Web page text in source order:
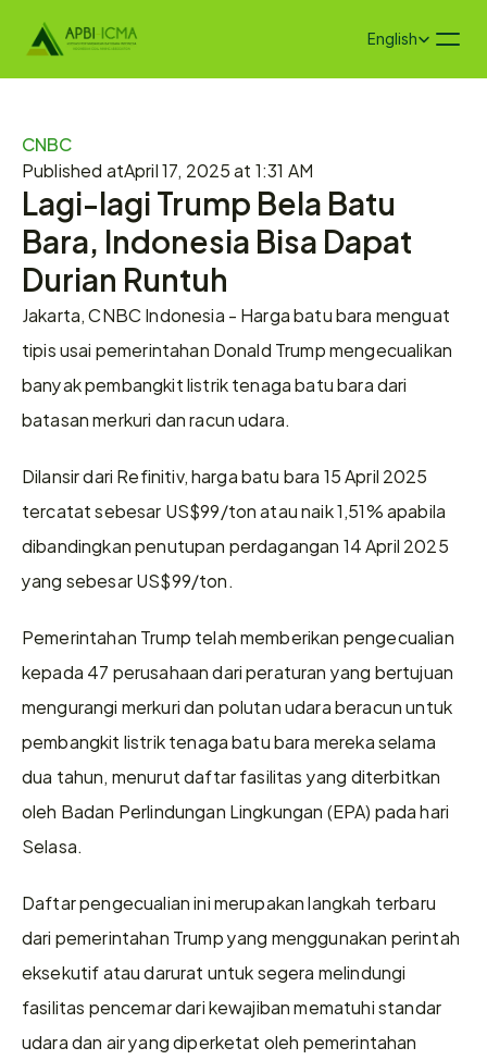
Select Language
English
CNBC
Published atApril 17, 2025 at 1:31 AM
Lagi-lagi Trump Bela Batu
Bara, Indonesia Bisa Dapat
Durian Runtuh
Jakarta, CNBC Indonesia - Harga batu bara menguat
tipis usai pemerintahan Donald Trump mengecualikan
banyak pembangkit listrik tenaga batu bara dari
batasan merkuri dan racun udara.
Dilansir dari Refinitiv, harga batu bara 15 April 2025
tercatat sebesar US$99/ton atau naik 1,51% apabila
dibandingkan penutupan perdagangan 14 April 2025
yang sebesar US$99/ton.
Pemerintahan Trump telah memberikan pengecualian
kepada 47 perusahaan dari peraturan yang bertujuan
mengurangi merkuri dan polutan udara beracun untuk
pembangkit listrik tenaga batu bara mereka selama
dua tahun, menurut daftar fasilitas yang diterbitkan
oleh Badan Perlindungan Lingkungan (EPA) pada hari
Selasa.
Daftar pengecualian ini merupakan langkah terbaru
dari pemerintahan Trump yang menggunakan perintah
eksekutif atau darurat untuk segera melindungi
fasilitas pencemar dari kewajiban mematuhi standar
udara dan air yang diperketat oleh pemerintahan